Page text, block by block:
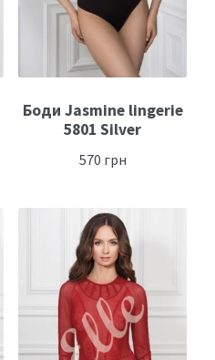
Боди Jasmine lingerie
5801 Silver
570 грн